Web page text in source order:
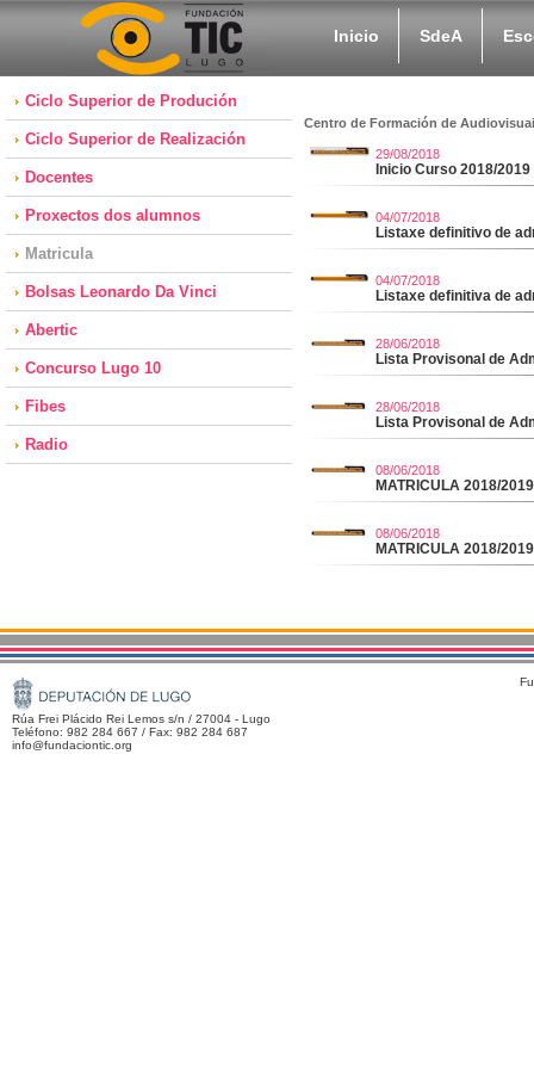
Inicio SdeA
Ciclo Superior de Produción
Ciclo Superior de Realización
Docentes
Proxectos dos alumnos
Matricula
Bolsas Leonardo Da Vinci
Abertic
Concurso Lugo 10
Fibes
Radio
Centro de Formación de
29/08/2018
Inicio Curso 2018/2019
04/07/2018
Listaxe definitivo de
04/07/2018
Listaxe definitiva de
28/06/2018
Lista Provisonal de
28/06/2018
Lista Provisonal de
08/06/2018
MATRICULA 2018/
08/06/2018
MATRICULA 2018/
Rúa Frei Plácido Rei Lemos s/n / 27004 - Lugo
Teléfono: 982 284 667 / Fax: 982 284 687
info@fundaciontic.org